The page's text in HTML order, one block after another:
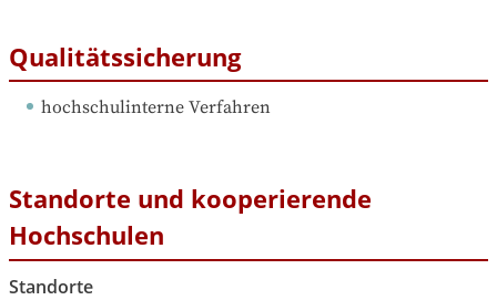
Qualitätssicherung
hochschulinterne Verfahren
Standorte und kooperierende
Hochschulen
Standorte